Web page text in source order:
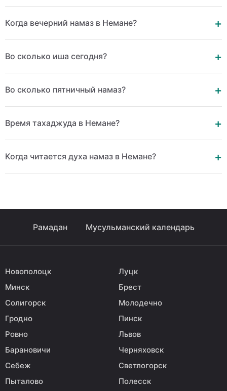
Когда вечерний намаз в Немане?
Во сколько иша сегодня?
Во сколько пятничный намаз?
Время тахаджуда в Немане?
Когда читается духа намаз в Немане?
Рамадан Мусульманский календарь
Новополоцк
Луцк
Минск
Брест
Солигорск
Молодечно
Гродно
Пинск
Ровно
Львов
Барановичи
Черняховск
Себеж
Светлогорск
Пыталово
Полесск